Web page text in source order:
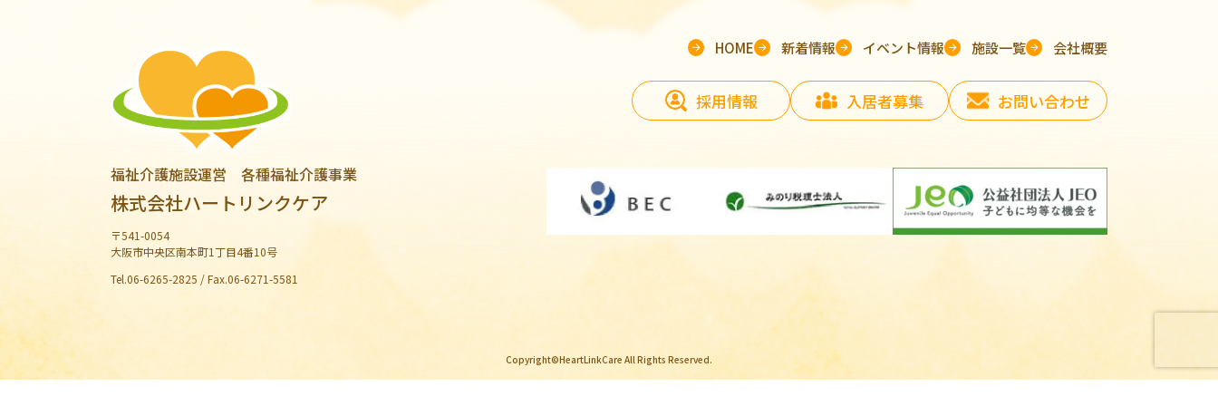
福祉介護施設運営 各種福祉介護事業
株式会社ハートリンクケア
〒541-0054
大阪市中央区南本町1丁目4番10号
Tel.06-6265-2825 / Fax.06-6271-5581
HOME 新着情報 イベント情報 施設一覧 会社概要
採用情報 入居者募集 お問い合わせ
Copyright©HeartLinkCare All Rights Reserved.